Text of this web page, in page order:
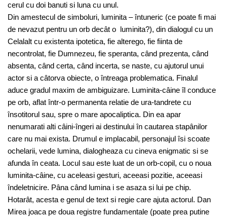
cerul cu doi banuti si luna cu unul.
Din amestecul de simboluri, luminita – întuneric (ce poate fi mai
de nevazut pentru un orb decât o luminita?), din dialogul cu un
Celalalt cu existenta ipotetica, fie alterego, fie fiinta de
necontrolat, fie Dumnezeu, fie speranta, când prezenta, când
absenta, când certa, când incerta, se naste, cu ajutorul unui
actor si a câtorva obiecte, o întreaga problematica. Finalul
aduce gradul maxim de ambiguizare. Luminita-câine îl conduce
pe orb, aflat într-o permanenta relatie de ura-tandrete cu
însotitorul sau, spre o mare apocaliptica. Din ea apar
nenumarati alti câini-îngeri ai destinului în cautarea stapânilor
care nu mai exista. Drumul e implacabil, personajul îsi scoate
ochelarii, vede lumina, dialogheaza cu cineva enigmatic si se
afunda în ceata. Locul sau este luat de un orb-copil, cu o noua
luminita-câine, cu aceleasi gesturi, aceeasi pozitie, aceeasi
îndeletnicire. Pâna când lumina i se asaza si lui pe chip.
Hotarât, acesta e genul de text si regie care ajuta actorul. Dan
Mirea joaca pe doua registre fundamentale (poate prea putine